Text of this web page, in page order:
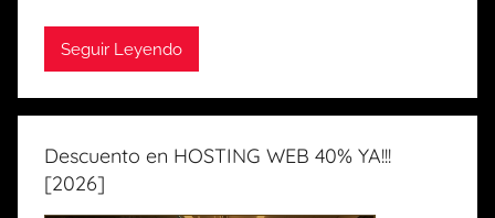
Seguir Leyendo
Descuento en HOSTING WEB 40% YA!!!
[2026]